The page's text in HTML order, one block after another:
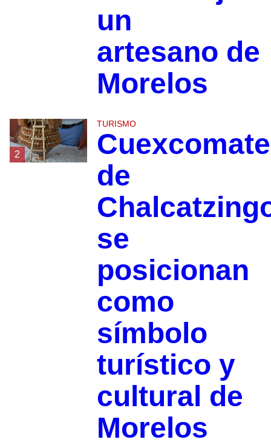
un
artesano de
Morelos
2
TURISMO
de
se
posicionan
como
símbolo
turístico y
cultural de
Morelos